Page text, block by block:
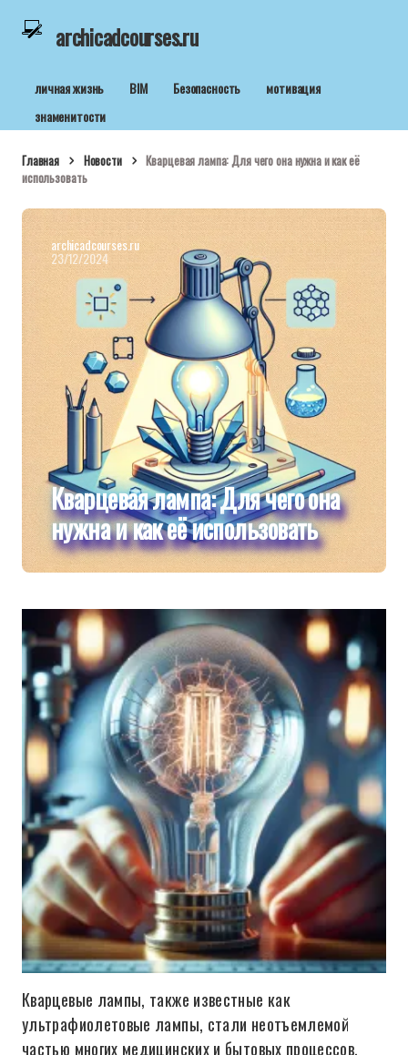
archicadcourses.ru
личная жизнь BIM Безопасность
мотивация
знаменитости
Главная Новости
Кварцевая лампа: Для чего она нужна и как её
использовать
archicadcourses.ru
23/12/2024
Кварцевая лампа: Для чего она
нужна и как её использовать
Кварцевые лампы, также известные как
ультрафиолетовые лампы, стали неотъемлемой
частью многих медицинских и бытовых процессов.